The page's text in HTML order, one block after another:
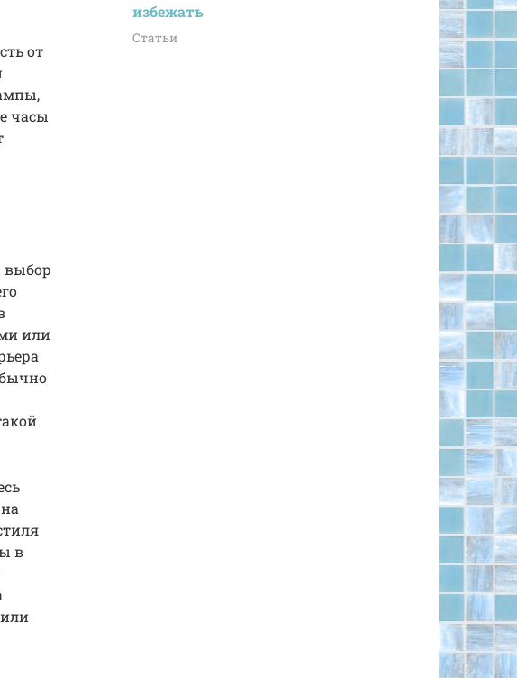
от
часы
выбор
или
в
избежать
Статьи